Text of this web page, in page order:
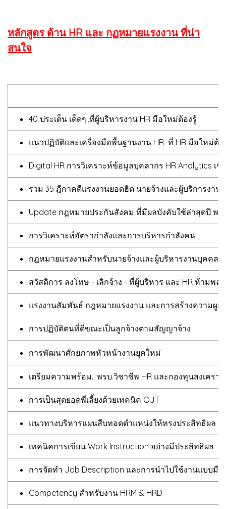
หลักสูตร ด้าน HR และ กฏหมายแรงงาน ที่น่า
สนใจ
40 ประเด็น เด็ดๆ..ที่ผู้บริหารงาน HR มือใหม่ต้องรู้
แนวปฏิบัติและเครื่องมือพื้นฐานงาน HR ที่ HR มือใหม่ต้อ
Digital HR การวิเคราะห์ข้อมูลบุคลากร HR Analytics เ
รวม 35 ฎีกาคดีแรงงานยอดฮิต นายจ้างและผู้บริการงา
Update กฎหมายประกันสังคม ที่มีผลบังคับใช้ล่าสุดปี พ.ศ
การวิเคราะห์อัตรากำลังและการบริหารกำลังคน
กฎหมายแรงงานสำหรับนายจ้างและผู้บริหารงานบุคคล ปี
สวัสดิการ ลงโทษ - เลิกจ้าง - ที่ผู้บริหาร และ HR ห้ามพลา
แรงงานสัมพันธ์ กฎหมายแรงงาน และการสร้างความผู
การปฏิบัติตนที่ดีขณะเป็นลูกจ้างตามสัญญาจ้าง
การพัฒนาศักยภาพหัวหน้างานยุคใหม่
เตรียมความพร้อม.. พรบ.วิชาชีพ HR และกองทุนสงเคร
การเป็นสุดยอดพี่เลี้ยงด้วยเทคนิค OJT
แนวทางบริหารแผนสืบทอดตำแหน่งให้ทรงประสิทธิผล
เทคนิคการเขียน Work Instruction อย่างมีประสิทธิผล
การจัดทำ Job Description และการนำไปใช้งานแบบมื
Competency สำหรับงาน HRM & HRD